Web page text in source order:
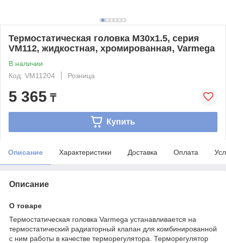
Термостатическая головка M30х1.5, серия
VM112, жидкостная, хромированная, Varmega
В наличии
Код: VM11204
Розница
5 365 ₸
Купить
Описание Характеристики Доставка Оплата
Описание
О товаре
Термостатическая головка Varmega устанавливается на
термостатический радиаторный клапан для комбинированной
с ним работы в качестве терморегулятора. Терморегулятор